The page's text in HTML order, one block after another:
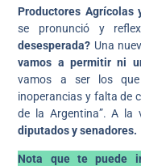
Productores Agrícolas
se pronunció y
desesperada? Una
vamos a permitir ni
vamos a ser los
inoperancias y falta de
de la Argentina”. A la
diputados y senadores.
Nota que te puede